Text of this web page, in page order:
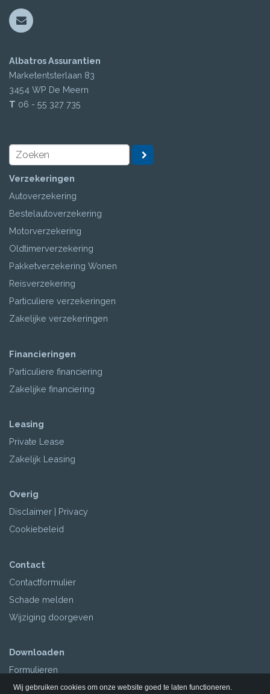
Wij gebruiken cookies om onze website goed te laten functioneren.
Albatros Assurantien
Marketentsterlaan 83
3454 WP De Meern
T 06 - 55 327 735
Verzekeringen
Autoverzekering
Bestelautoverzekering
Motorverzekering
Oldtimerverzekering
Pakketverzekering Wonen
Reisverzekering
Particuliere verzekeringen
Zakelijke verzekeringen
Financieringen
Particuliere financiering
Zakelijke financiering
Leasing
Private Lease
Zakelijk Leasing
Overig
Disclaimer | Privacy
Cookiebeleid
Contact
Contactformulier
Schade melden
Wijziging doorgeven
Downloaden
Formulieren
Polisvoorwaarden